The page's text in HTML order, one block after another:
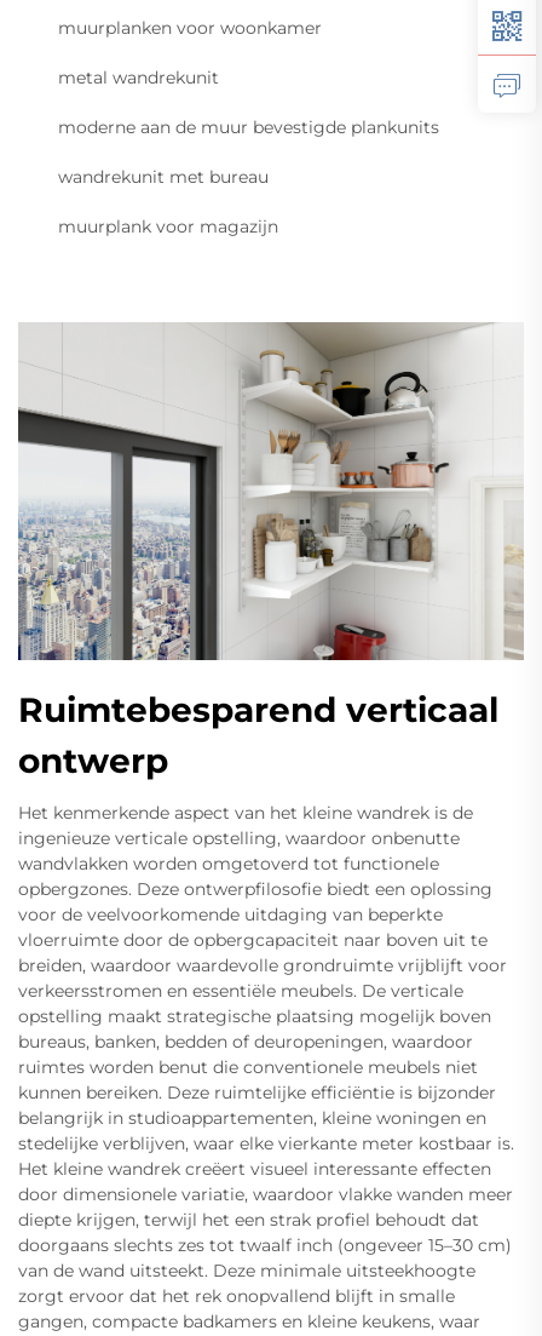
muurplanken voor woonkamer
metal wandrekunit
moderne aan de muur bevestigde plankunits
wandrekunit met bureau
muurplank voor magazijn
Ruimtebesparend verticaal
ontwerp
Het kenmerkende aspect van het kleine wandrek is de
ingenieuze verticale opstelling, waardoor onbenutte
wandvlakken worden omgetoverd tot functionele
opbergzones. Deze ontwerpfilosofie biedt een oplossing
voor de veelvoorkomende uitdaging van beperkte
vloerruimte door de opbergcapaciteit naar boven uit te
breiden, waardoor waardevolle grondruimte vrijblijft voor
verkeersstromen en essentiële meubels. De verticale
opstelling maakt strategische plaatsing mogelijk boven
bureaus, banken, bedden of deuropeningen, waardoor
ruimtes worden benut die conventionele meubels niet
kunnen bereiken. Deze ruimtelijke efficiëntie is bijzonder
belangrijk in studioappartementen, kleine woningen en
stedelijke verblijven, waar elke vierkante meter kostbaar is.
Het kleine wandrek creëert visueel interessante effecten
door dimensionele variatie, waardoor vlakke wanden meer
diepte krijgen, terwijl het een strak profiel behoudt dat
doorgaans slechts zes tot twaalf inch (ongeveer 15–30 cm)
van de wand uitsteekt. Deze minimale uitsteekhoogte
zorgt ervoor dat het rek onopvallend blijft in smalle
gangen, compacte badkamers en kleine keukens, waar